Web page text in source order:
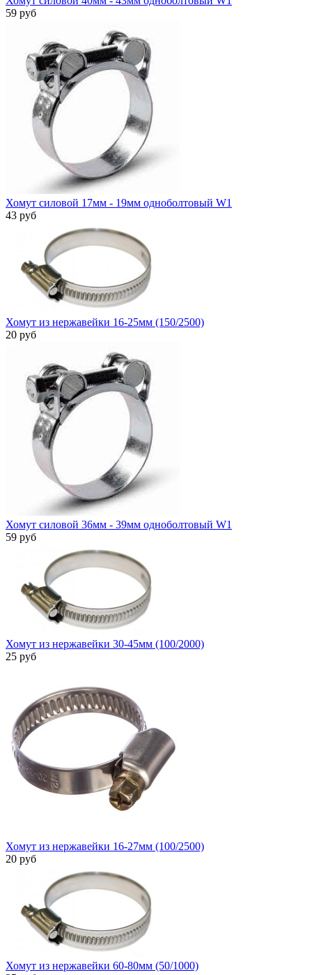
59 руб
Хомут силовой 17мм - 19мм одноболтовый W1
43 руб
Хомут из нержавейки 16-25мм (150/2500)
20 руб
Хомут силовой 36мм - 39мм одноболтовый W1
59 руб
Хомут из нержавейки 30-45мм (100/2000)
25 руб
Хомут из нержавейки 16-27мм (100/2500)
20 руб
Хомут из нержавейки 60-80мм (50/1000)